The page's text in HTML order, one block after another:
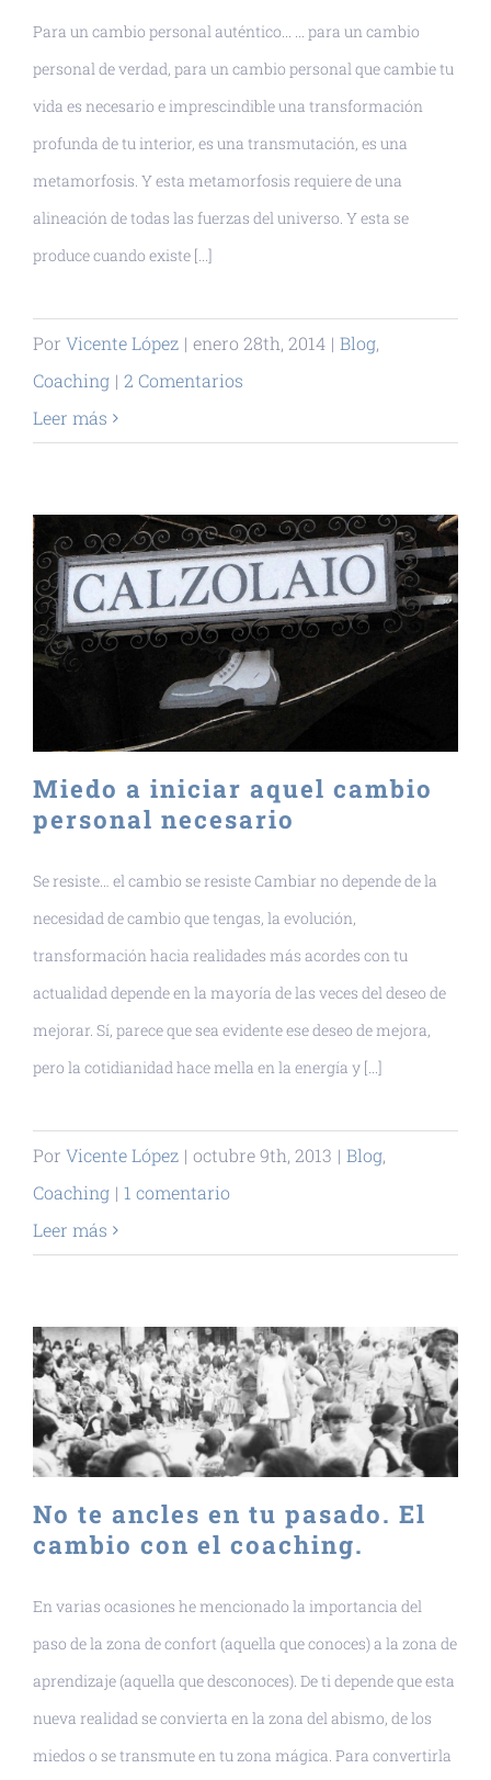
Para un cambio personal auténtico... ... para un cambio
personal de verdad, para un cambio personal que cambie tu
vida es necesario e imprescindible una transformación
profunda de tu interior, es una transmutación, es una
metamorfosis. Y esta metamorfosis requiere de una
alineación de todas las fuerzas del universo. Y esta se
produce cuando existe [...]
Por Vicente López | enero 28th, 2014 | Blog,
Coaching | 2 Comentarios
Leer más
Miedo a iniciar aquel cambio
personal necesario
Se resiste… el cambio se resiste Cambiar no depende de la
necesidad de cambio que tengas, la evolución,
transformación hacia realidades más acordes con tu
actualidad depende en la mayoría de las veces del deseo de
mejorar. Sí, parece que sea evidente ese deseo de mejora,
pero la cotidianidad hace mella en la energía y [...]
Por Vicente López | octubre 9th, 2013 | Blog,
Coaching | 1 comentario
Leer más
No te ancles en tu pasado. El
cambio con el coaching.
En varias ocasiones he mencionado la importancia del
paso de la zona de confort (aquella que conoces) a la zona de
aprendizaje (aquella que desconoces). De ti depende que esta
nueva realidad se convierta en la zona del abismo, de los
miedos o se transmute en tu zona mágica. Para convertirla